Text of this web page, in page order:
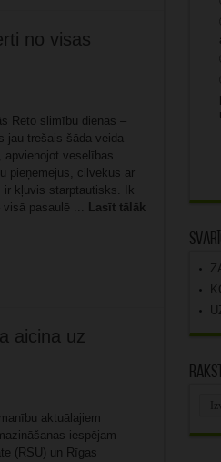
no visas
Reto slimību dienas –
jau trešais šāda veida
apvienojot veselības
pieņēmējus, cilvēkus ar
ir kļuvis starptautisks. Ik
visā pasaulē ...
Lasīt tālāk
aicina uz
aktuālajiem
iespējam
(RSU) un Rīgas